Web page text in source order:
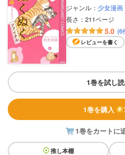
ジャンル： 少女漫画
長さ： 211ページ
5.0 (6
レビューを書く
1巻を試し
1巻を購入
1巻をカートに
推し本棚